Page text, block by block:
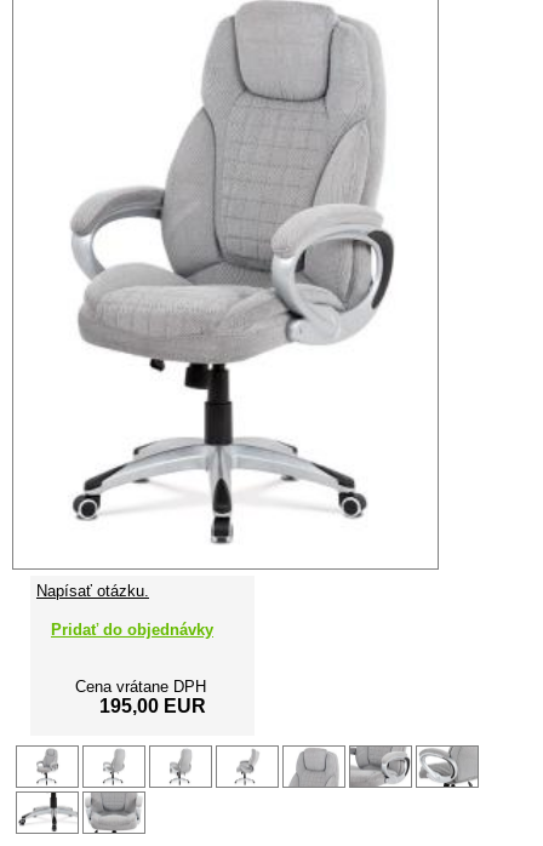
Napísať otázku.
Pridať do objednávky
Cena vrátane DPH
195,00 EUR